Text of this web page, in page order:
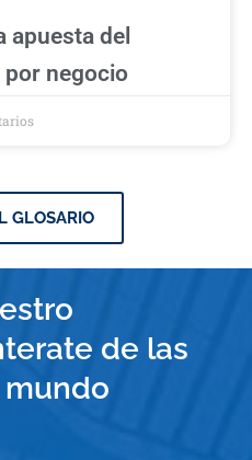
apuesta del
por negocio
GLOSARIO
de las